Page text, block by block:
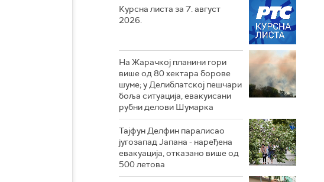
Курсна листа за 7. август
2026.
На Жарачкој планини гори
више од 80 хектара борове
шуме; у Делиблатској пешчари
боља ситуација, евакуисани
рубни делови Шумарка
Тајфун Делфин паралисао
југозапад Јапана - наређена
евакуација, отказано више од
500 летова